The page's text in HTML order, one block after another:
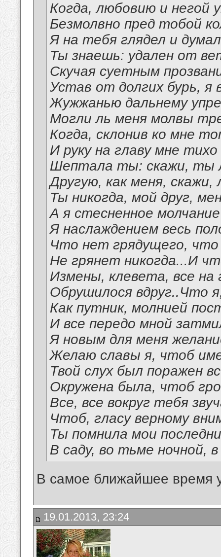
Когда, любовию и негой
Безмолвно пред тобой
Я на тебя глядел и
Ты знаешь: удален от
Скучая суетным
Устав от долгих бурь, я
Жужжанью дальнему
Могли ль меня молвы
Когда, склонив ко мне
И руку на главу мне
Шептала ты: скажи, ты
Другую, как меня,
Ты никогда, мой друг,
А я стесненное
Я наслаждением весь
Что нет грядущего, что
Не грянет никогда...И
Измены, клевета, все на
Обрушилося вдруг..Что
Как путник, молнией
И все передо мной
Я новым для меня
Желаю славы я, чтоб
Твой слух был поражен
Окружена была, чтоб
Все, все вокруг тебя
Чтоб, гласу верному
Ты помнила мои
В саду, во тьме ночной,
В самое ближайшее время
19.01.2013, 23:24